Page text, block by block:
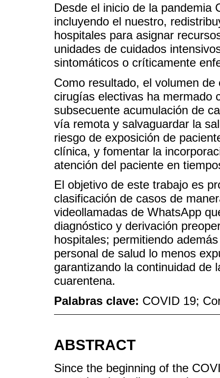
Desde el inicio de la
incluyendo el nuestro,
hospitales para asignar
unidades de cuidados
sintomáticos o críticamente
Como resultado, el volumen
cirugías electivas ha mermado
subsecuente acumulación de
vía remota y salvaguardar la
riesgo de exposición de
clínica, y fomentar la
atención del paciente en
El objetivo de este trabajo es
clasificación de casos de
videollamadas de WhatsApp
diagnóstico y derivación
hospitales; permitiendo
personal de salud lo menos
garantizando la continuidad de
cuarentena.
Palabras clave: COVID 19;
ABSTRACT
Since the beginning of the